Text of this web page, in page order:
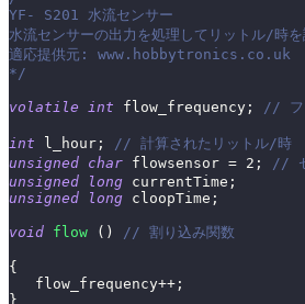
YF‐ S201 水流センサー
水流センサーの出力を処理してリットル/時を
適応提供元: www.hobbytronics.co.uk
*/
volatile int flow_frequency ; // フ
int l_hour ;
// 計算されたリットル/時
unsigned char flowsensor = 2 ;
//
unsigned
long currentTime ;
unsigned
long cloopTime ;
void flow ( ) // 割り込み関数
{
   flow_frequency
++ ;
}